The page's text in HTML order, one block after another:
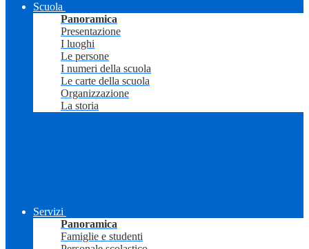
Scuola
Panoramica
Presentazione
I luoghi
Le persone
I numeri della scuola
Le carte della scuola
Organizzazione
La storia
Servizi
Panoramica
Famiglie e studenti